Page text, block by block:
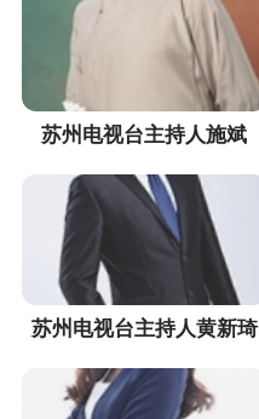
苏州电视台主持人施斌
苏州电视台主持人黄新琦